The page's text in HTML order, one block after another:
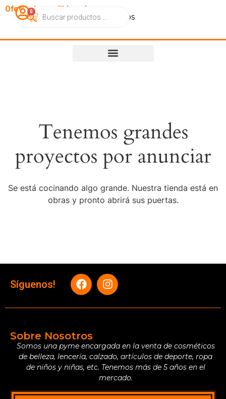
OfertasImperdibles.cl
CatálogoContactoNosotros
0
Tenemos grandes
proyectos por anunciar
Se está cocinando algo grande. Nuestra tienda está en
obras y pronto abrirá sus puertas.
Síguenos!
Sobre Nosotros
Somos una pyme encargada en la venta de cosméticos
de belleza, lencería, calzado, artículos de deporte, ropa
de niños y niñas, etc. Tenemos más de 5 años en el
mercado.